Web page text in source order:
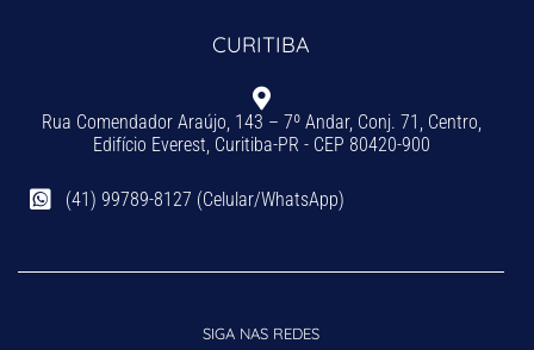
CURITIBA
Rua Comendador Araújo, 143 – 7º Andar, Conj. 71, Centro,
Edifício Everest, Curitiba-PR - CEP 80420-900
(41) 99789-8127 (Celular/WhatsApp)
SIGA NAS REDES